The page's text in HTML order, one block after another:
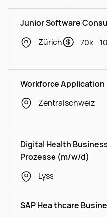
Junior Software
Zürich
70k -
Workforce
Zentralschweiz
Digital Health
Prozesse (m/w/d)
Lyss
SAP Healthcare